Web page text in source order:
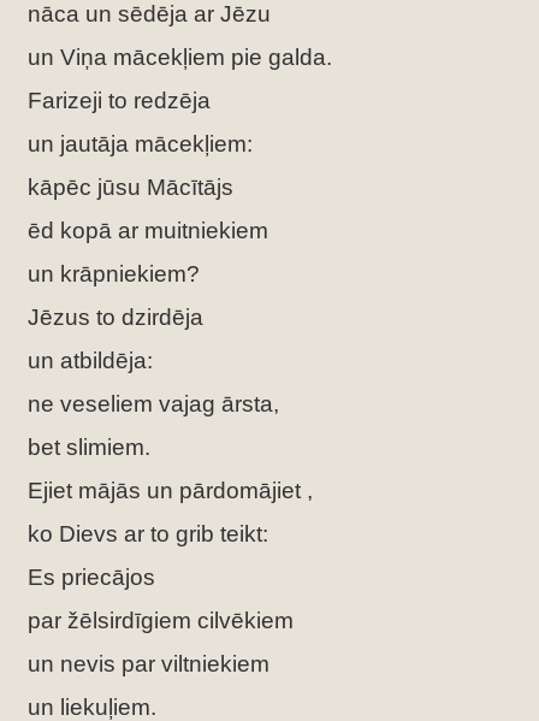
nāca un sēdēja ar Jēzu
un Viņa mācekļiem pie galda.
Farizeji to redzēja
un jautāja mācekļiem:
kāpēc jūsu Mācītājs
ēd kopā ar muitniekiem
un krāpniekiem?
Jēzus to dzirdēja
un atbildēja:
ne veseliem vajag ārsta,
bet slimiem.
Ejiet mājās un pārdomājiet ,
ko Dievs ar to grib teikt:
Es priecājos
par žēlsirdīgiem cilvēkiem
un nevis par viltniekiem
un liekuļiem.